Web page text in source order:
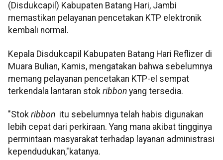
(Disdukcapil) Kabupaten Batang Hari, Jambi
memastikan pelayanan pencetakan KTP elektronik
kembali normal.
Kepala Disdukcapil Kabupaten Batang Hari Reflizer di
Muara Bulian, Kamis, mengatakan bahwa sebelumnya
memang pelayanan pencetakan KTP-el sempat
terkendala lantaran stok ribbon yang tersedia.
"Stok ribbon itu sebelumnya telah habis digunakan
lebih cepat dari perkiraan. Yang mana akibat tingginya
permintaan masyarakat terhadap layanan administrasi
kependudukan,"katanya.